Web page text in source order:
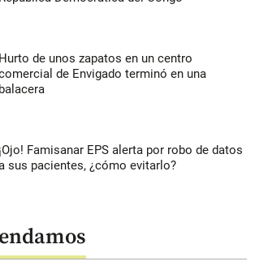
Hurto de unos zapatos en un centro
de Envigado terminó en una
balacera
¡Ojo! Famisanar EPS alerta por robo de datos
sus pacientes, ¿cómo evitarlo?